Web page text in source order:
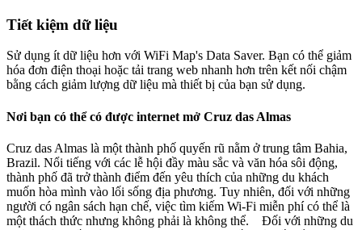
Tiết kiệm dữ liệu
Sử dụng ít dữ liệu hơn với WiFi Map's Data Saver. Bạn có thể giảm
hóa đơn điện thoại hoặc tải trang web nhanh hơn trên kết nối chậm
bằng cách giảm lượng dữ liệu mà thiết bị của bạn sử dụng.
Nơi bạn có thể có được internet mở Cruz das Almas
Cruz das Almas là một thành phố quyến rũ nằm ở trung tâm Bahia,
Brazil. Nổi tiếng với các lễ hội đầy màu sắc và văn hóa sôi động,
thành phố đã trở thành điểm đến yêu thích của những du khách
muốn hòa mình vào lối sống địa phương. Tuy nhiên, đối với những
người có ngân sách hạn chế, việc tìm kiếm Wi-Fi miễn phí có thể là
một thách thức nhưng không phải là không thể. Đối với những du